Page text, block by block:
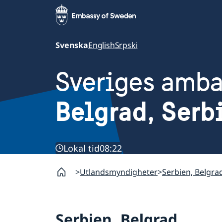
SvenskaEnglishSrpski
Sveriges
Belgrad,
Lokal tid08:22
Utlandsmyndigheter Serbien,